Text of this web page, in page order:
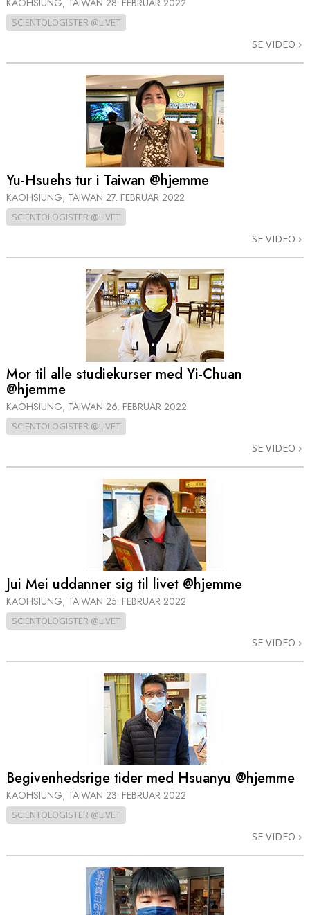
KAOHSIUNG, TAIWAN 28. FEBRUAR 2022
SCIENTOLOGISTER @LIVET
SE VIDEO
Yu-Hsuehs tur i Taiwan @hjemme
KAOHSIUNG, TAIWAN 27. FEBRUAR 2022
SCIENTOLOGISTER @LIVET
SE VIDEO
Mor til alle studiekurser med Yi-Chuan
@hjemme
KAOHSIUNG, TAIWAN 26. FEBRUAR 2022
SCIENTOLOGISTER @LIVET
SE VIDEO
Jui Mei uddanner sig til livet @hjemme
KAOHSIUNG, TAIWAN 25. FEBRUAR 2022
SCIENTOLOGISTER @LIVET
SE VIDEO
Begivenhedsrige tider med Hsuanyu @hjemme
KAOHSIUNG, TAIWAN 23. FEBRUAR 2022
SCIENTOLOGISTER @LIVET
SE VIDEO